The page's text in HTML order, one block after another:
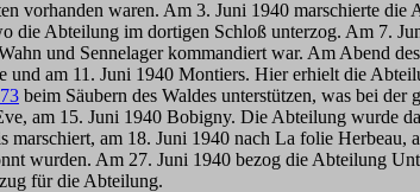
vorhanden waren. Am 3. Juni 1940 marschierte
die Abteilung im dortigen Schloß unterzog. Am 7.
und Sennelager kommandiert war. Am Abend
am 11. Juni 1940 Montiers. Hier erhielt die
beim Säubern des Waldes unterstützen, was bei
am 15. Juni 1940 Bobigny. Die Abteilung wurde
am 18. Juni 1940 nach La folie
wurden. Am 27. Juni 1940 bezog die Abteilung
für die Abteilung.